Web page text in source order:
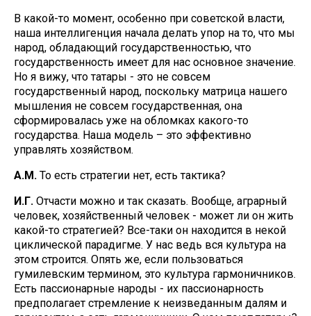
В какой-то момент, особенно при советской власти,
наша интеллигенция начала делать упор на то, что мы
народ, обладающий государственностью, что
государственность имеет для нас основное значение.
Но я вижу, что татары - это не совсем
государственный народ, поскольку матрица нашего
мышления не совсем государственная, она
сформировалась уже на обломках какого-то
государства. Наша модель – это эффективно
управлять хозяйством.
А.М. То есть стратегии нет, есть тактика?
И.Г. Отчасти можно и так сказать. Вообще, аграрный
человек, хозяйственный человек - может ли он жить
какой-то стратегией? Все-таки он находится в некой
циклической парадигме. У нас ведь вся культура на
этом строится. Опять же, если пользоваться
гумилевским термином, это культура гармоничников.
Есть пассионарные народы - их пассионарность
предполагает стремление к неизведанным далям и